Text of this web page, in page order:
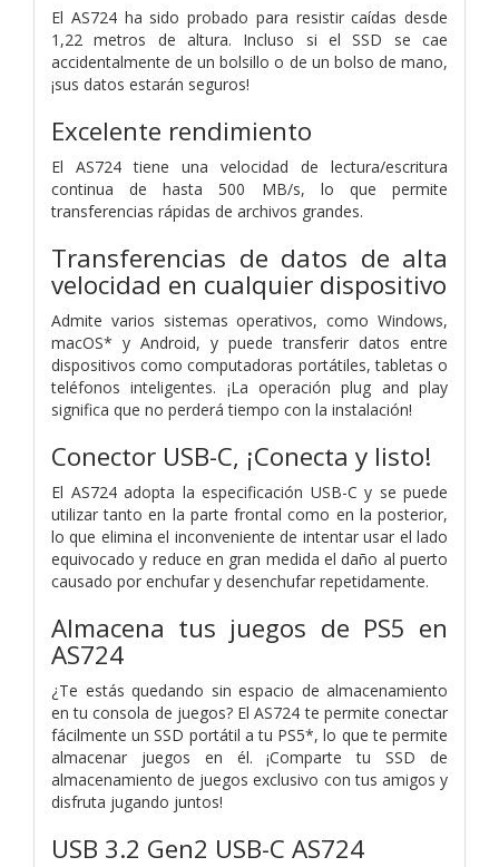
El AS724 ha sido probado para resistir caídas desde
1,22 metros de altura. Incluso si el SSD se cae
accidentalmente de un bolsillo o de un bolso de mano,
¡sus datos estarán seguros!
Excelente rendimiento
El AS724 tiene una velocidad de lectura/escritura
continua de hasta 500 MB/s, lo que permite
transferencias rápidas de archivos grandes.
Transferencias de datos de alta
velocidad en cualquier dispositivo
Admite varios sistemas operativos, como Windows,
macOS* y Android, y puede transferir datos entre
dispositivos como computadoras portátiles, tabletas o
teléfonos inteligentes. ¡La operación plug and play
significa que no perderá tiempo con la instalación!
Conector USB-C, ¡Conecta y listo!
El AS724 adopta la especificación USB-C y se puede
utilizar tanto en la parte frontal como en la posterior,
lo que elimina el inconveniente de intentar usar el lado
equivocado y reduce en gran medida el daño al puerto
causado por enchufar y desenchufar repetidamente.
Almacena tus juegos de PS5 en
AS724
¿Te estás quedando sin espacio de almacenamiento
en tu consola de juegos? El AS724 te permite conectar
fácilmente un SSD portátil a tu PS5*, lo que te permite
almacenar juegos en él. ¡Comparte tu SSD de
almacenamiento de juegos exclusivo con tus amigos y
disfruta jugando juntos!
USB 3.2 Gen2 USB-C AS724